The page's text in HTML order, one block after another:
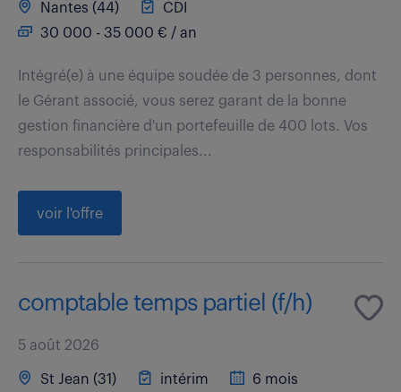
Nantes (44)
CDI
30 000 - 35 000 € / an
Intégré(e) à une équipe soudée de 3 personnes, dont
le Gérant associé, vous serez garant de la bonne
gestion financière d'un portefeuille de 400 lots. Vos
responsabilités principales...
voir l'offre
comptable temps partiel (f/h)
5 août 2026
St Jean (31) intérim 6 mois